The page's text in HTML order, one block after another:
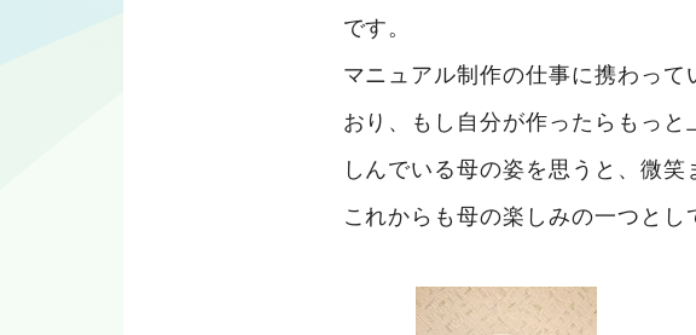
です。
マニュアル制作の仕事に携わっ
おり、もし自分が作ったらもっ
しんでいる母の姿を思うと、微笑
これからも母の楽しみの一つとし